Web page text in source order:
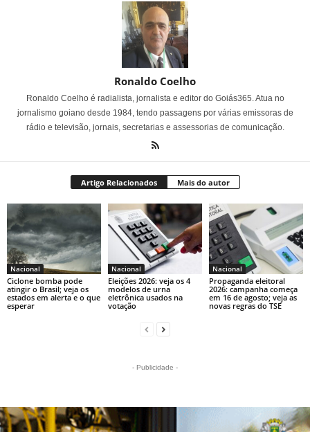
Ronaldo Coelho
Ronaldo Coelho é radialista, jornalista e editor do Goiás365. Atua no
jornalismo goiano desde 1984, tendo passagens por várias emissoras de
rádio e televisão, jornais, secretarias e assessorias de comunicação.
Artigo Relacionados Mais do autor
Nacional
Ciclone bomba pode
atingir o Brasil; veja os
estados em alerta e o que
esperar
Nacional
Eleições 2026: veja os 4
modelos de urna
eletrônica usados na
votação
Nacional
Propaganda eleitoral
2026: campanha começa
em 16 de agosto; veja as
novas regras do TSE
- Publicidade -